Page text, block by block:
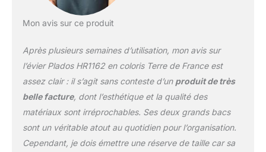
Mon avis sur ce produit
Après plusieurs semaines d’utilisation, mon avis sur
l’évier Plados HR1162 en coloris Terre de France est
assez clair : il s’agit sans conteste d’un produit de très
belle facture, dont l’esthétique et la qualité des
matériaux sont irréprochables. Ses deux grands bacs
sont un véritable atout au quotidien pour l’organisation.
Cependant, je dois émettre une réserve de taille car sa